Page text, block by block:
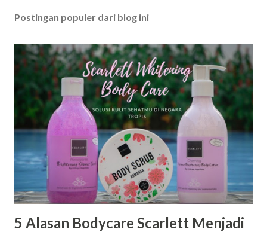
Postingan populer dari blog ini
5 Alasan Bodycare Scarlett Menjadi